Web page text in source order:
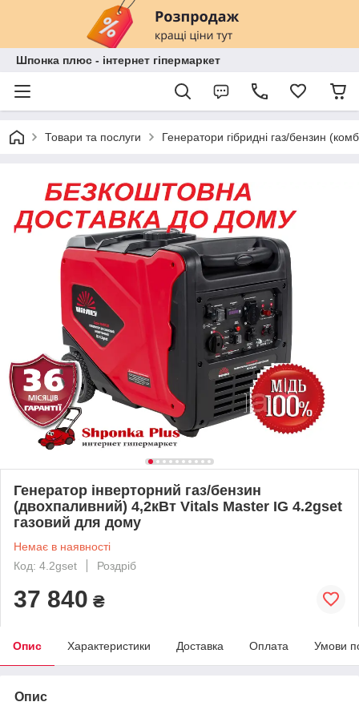
Шпонка плюс - інтернет гіпермаркет
Товари та послуги Генератори гібридні газ/бензин
Генератор інверторний газ/бензин
(двохпаливний) 4,2кВт Vitals Master IG 4.2gset
газовий для дому
Немає в наявності
Код: 4.2gset
Роздріб
37 840 ₴
Опис Характеристики Доставка Оплата Умови
Опис